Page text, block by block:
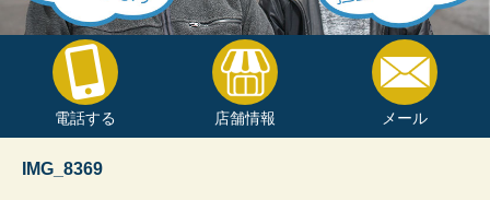
電話する 店舗情報 メール
IMG_8369